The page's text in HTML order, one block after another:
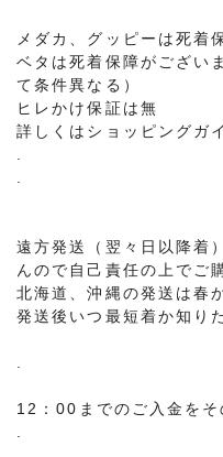
メダカ、グッピーは死着
ベタは死着保障がござい
て条件異なる）
ヒレかけ保証は無
詳しくはショッピングガ
遠方発送（翌々日以降着
んので自己責任の上でご
北海道、沖縄の発送は春
発送後いつ最短着か知り
12：00までのご入金を